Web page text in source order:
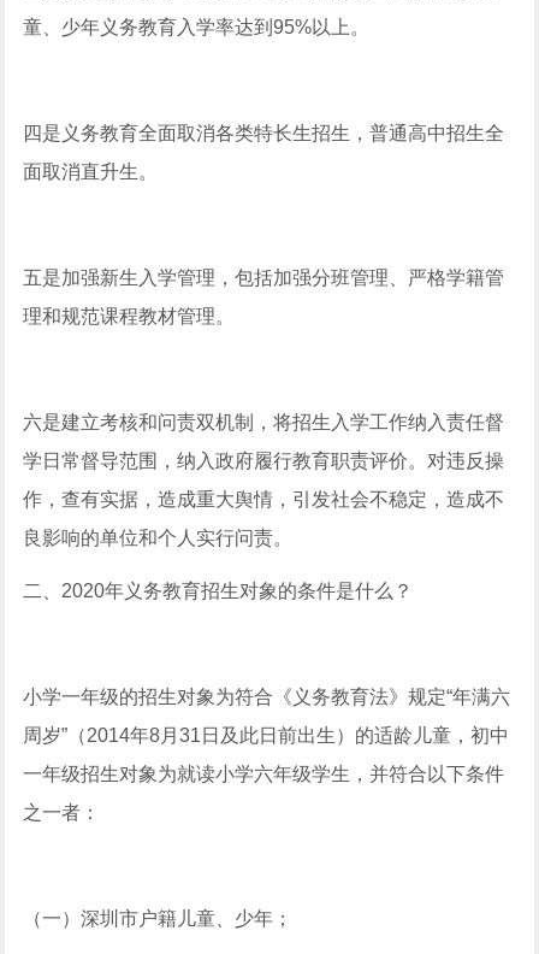
童、少年义务教育入学率达到95%以上。
四是义务教育全面取消各类特长生招生，普通高中招生全
面取消直升生。
五是加强新生入学管理，包括加强分班管理、严格学籍管
理和规范课程教材管理。
六是建立考核和问责双机制，将招生入学工作纳入责任督
学日常督导范围，纳入政府履行教育职责评价。对违反操
作，查有实据，造成重大舆情，引发社会不稳定，造成不
良影响的单位和个人实行问责。
二、2020年义务教育招生对象的条件是什么？
小学一年级的招生对象为符合《义务教育法》规定“年满六
周岁”（2014年8月31日及此日前出生）的适龄儿童，初中
一年级招生对象为就读小学六年级学生，并符合以下条件
之一者：
（一）深圳市户籍儿童、少年；